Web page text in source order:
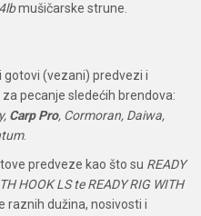
mušičarske strune.
(vezani) predvezi i
pecanje sledećih brendova:
Carp Pro, Cormoran, Daiwa,
.
predveze kao što su READY
HOOK LS te READY RIG WITH
raznih dužina, nosivosti i